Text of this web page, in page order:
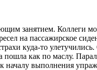
занятием. Коллеги
на пассажирское
куда-то
как по маслу.
началу выполнения